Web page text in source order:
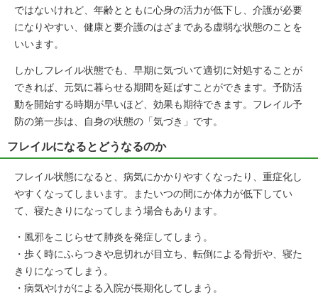
ではないけれど、年齢とともに心身の活力が低下し、介護が必要
になりやすい、健康と要介護のはざまである虚弱な状態のことを
いいます。
しかしフレイル状態でも、早期に気づいて適切に対処することが
できれば、元気に暮らせる期間を延ばすことができます。予防活
動を開始する時期が早いほど、効果も期待できます。フレイル予
防の第一歩は、自身の状態の「気づき」です。
フレイルになるとどうなるのか
フレイル状態になると、病気にかかりやすくなったり、重症化し
やすくなってしまいます。またいつの間にか体力が低下してい
て、寝たきりになってしまう場合もあります。
・風邪をこじらせて肺炎を発症してしまう。
・歩く時にふらつきや息切れが目立ち、転倒による骨折や、寝た
きりになってしまう。
・病気やけがによる入院が長期化してしまう。